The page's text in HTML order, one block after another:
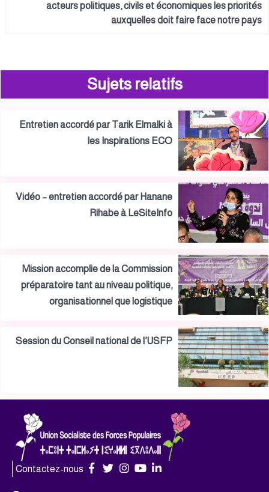
acteurs politiques, civils et économiques les priorités
auxquelles doit faire face notre pays
Sujets relatifs
Entretien accordé par Tarik Elmalki à
les Inspirations ECO
Vidéo – entretien accordé par Hanane
Rihabe à LeSiteInfo
Mission accomplie de la Commission
préparatoire tant au niveau politique,
organisationnel que logistique
Session du Conseil national de l’USFP
Contactez-nous